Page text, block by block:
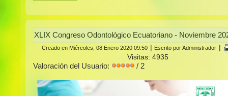
XLIX Congreso Odontológico Ecuatoriano - Noviembre
Creado en Miércoles, 08 Enero 2020 09:50 Escrito por Administrador
Visitas: 4935
Valoración del Usuario: / 2